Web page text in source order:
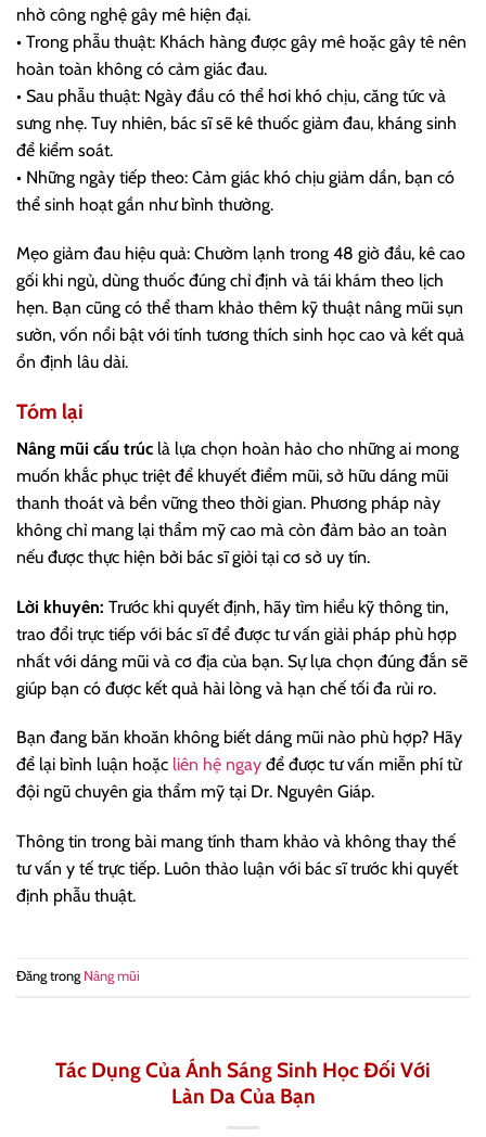
nhờ công nghệ gây mê hiện đại.
• Trong phẫu thuật: Khách hàng được gây mê hoặc gây tê nên
hoàn toàn không có cảm giác đau.
• Sau phẫu thuật: Ngày đầu có thể hơi khó chịu, căng tức và
sưng nhẹ. Tuy nhiên, bác sĩ sẽ kê thuốc giảm đau, kháng sinh
để kiểm soát.
• Những ngày tiếp theo: Cảm giác khó chịu giảm dần, bạn có
thể sinh hoạt gần như bình thường.
Mẹo giảm đau hiệu quả: Chườm lạnh trong 48 giờ đầu, kê cao
gối khi ngủ, dùng thuốc đúng chỉ định và tái khám theo lịch
hẹn. Bạn cũng có thể tham khảo thêm kỹ thuật nâng mũi sụn
sườn, vốn nổi bật với tính tương thích sinh học cao và kết quả
ổn định lâu dài.
Tóm lại
Nâng mũi cấu trúc là lựa chọn hoàn hảo cho những ai mong
muốn khắc phục triệt để khuyết điểm mũi, sở hữu dáng mũi
thanh thoát và bền vững theo thời gian. Phương pháp này
không chỉ mang lại thẩm mỹ cao mà còn đảm bảo an toàn
nếu được thực hiện bởi bác sĩ giỏi tại cơ sở uy tín.
Lời khuyên: Trước khi quyết định, hãy tìm hiểu kỹ thông tin,
trao đổi trực tiếp với bác sĩ để được tư vấn giải pháp phù hợp
nhất với dáng mũi và cơ địa của bạn. Sự lựa chọn đúng đắn sẽ
giúp bạn có được kết quả hài lòng và hạn chế tối đa rủi ro.
Bạn đang băn khoăn không biết dáng mũi nào phù hợp? Hãy
để lại bình luận hoặc liên hệ ngay để được tư vấn miễn phí từ
đội ngũ chuyên gia thẩm mỹ tại Dr. Nguyên Giáp.
Thông tin trong bài mang tính tham khảo và không thay thế
tư vấn y tế trực tiếp. Luôn thảo luận với bác sĩ trước khi quyết
định phẫu thuật.
Đăng trong Nâng mũi
Tác Dụng Của Ánh Sáng Sinh Học Đối Với
Làn Da Của Bạn